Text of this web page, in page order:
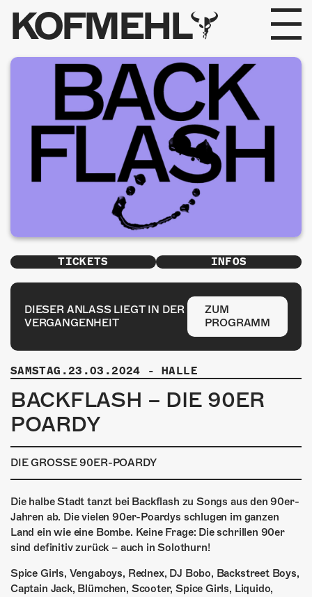
KOFMEHL
PROGRAMM
FABRIKGEFLÜSTER
GALERIE
FOTOGALERIE
PHOTOMAT
INFOS
KONTAKT
ÜBER UNS
SHOP
MITMACHEN
TICKETS INFOS
DIESER ANLASS LIEGT IN DER
VERGANGENHEIT
ZUM
PROGRAMM
SAMSTAG.23.03.2024 - HALLE
BACKFLASH – DIE 90ER
POARDY
DIE GROSSE 90ER-POARDY
Die halbe Stadt tanzt bei Backflash zu Songs aus den 90er-
Jahren ab. Die vielen 90er-Poardys schlugen im ganzen
Land ein wie eine Bombe. Keine Frage: Die schrillen 90er
sind definitiv zurück – auch in Solothurn!
Spice Girls, Vengaboys, Rednex, DJ Bobo, Backstreet Boys,
Captain Jack, Blümchen, Scooter, Spice Girls, Liquido,